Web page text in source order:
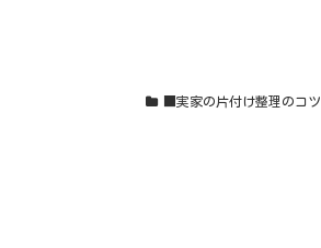
■実家の片付け整理のコツ